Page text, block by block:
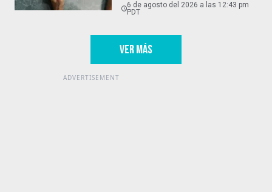
6 de agosto del 2026 a las 12:43 pm
PDT
VER MÁS